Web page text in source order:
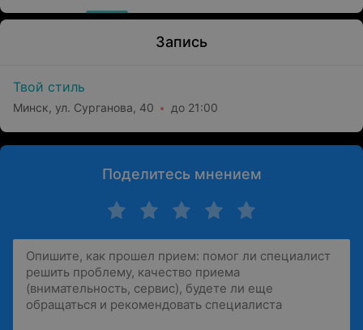
Запись
Твой стиль
Минск, ул. Сурганова, 40 до 21:00
Поделитесь мнением